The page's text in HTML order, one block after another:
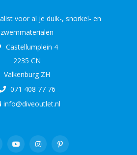
voor al je duik-, snorkel- en
zwemmaterialen
Castellumplein 4
2235 CN
Valkenburg ZH
071 408 77 76
info@diveoutlet.nl